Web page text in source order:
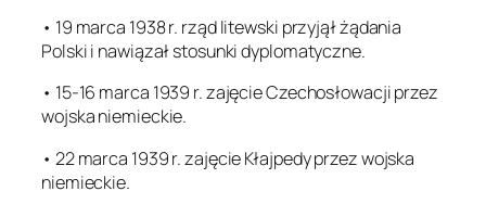
• 19 marca 1938 r. rząd litewski przyjął żądania
Polski i nawiązał stosunki dyplomatyczne.
• 15-16 marca 1939 r. zajęcie Czechosłowacji przez
wojska niemieckie.
• 22 marca 1939 r. zajęcie Kłajpedy przez wojska
niemieckie.